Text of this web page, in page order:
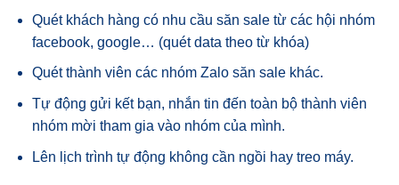
Quét khách hàng có nhu cầu săn sale từ các hội nhóm
facebook, google… (quét data theo từ khóa)
Quét thành viên các nhóm Zalo săn sale khác.
Tự động gửi kết bạn, nhắn tin đến toàn bộ thành viên
nhóm mời tham gia vào nhóm của mình.
Lên lịch trình tự động không cần ngồi hay treo máy.